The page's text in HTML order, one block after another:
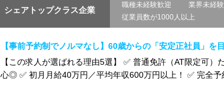
シェアトップクラス企業
職種未経験歓迎 業界未経
従業員数が1000人以上
【事前予約制でノルマなし】60歳からの「安定正社員」を
【この求人が選ばれる理由5選】 ✅ 普通免許（AT限定可
心◎ ✅ 初月月給40万円／平均年収600万円以上！ ✅ 完全